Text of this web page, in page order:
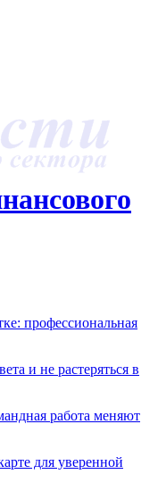
профессиональная
и не растеряться в
работа меняют
для уверенной